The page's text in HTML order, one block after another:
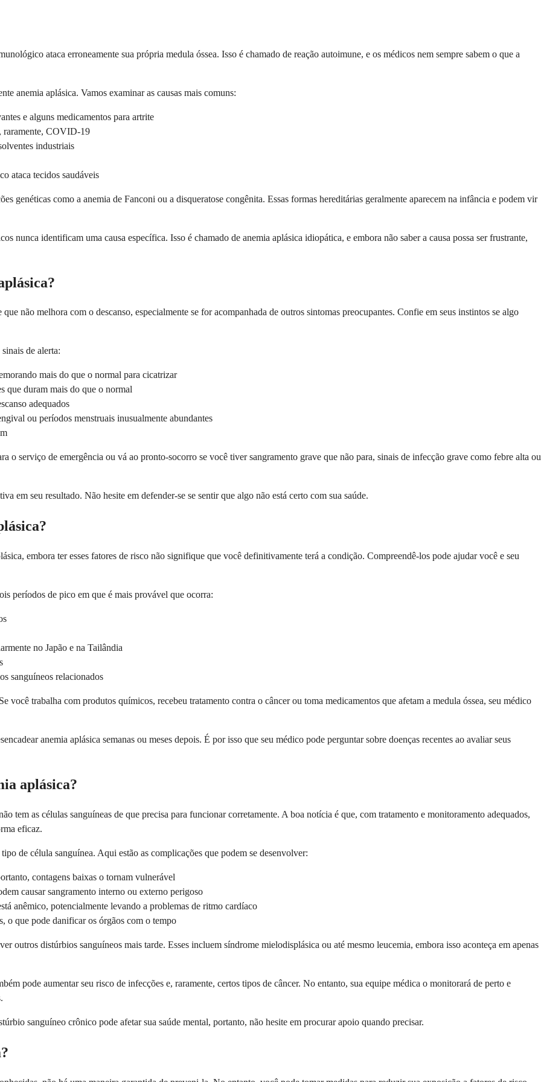
ataca erroneamente sua própria medula óssea. Isso é chamado de reação autoimune, e os médicos nem sempre sabem o que a
anemia aplásica. Vamos examinar as causas mais comuns:
e alguns medicamentos para artrite
raramente, COVID-19
industriais
ataca tecidos saudáveis
genéticas como a anemia de Fanconi ou a disqueratose congênita. Essas formas hereditárias geralmente aparecem na infância e podem vir
nunca identificam uma causa específica. Isso é chamado de anemia aplásica idiopática, e embora não saber a causa possa ser frustrante,
não melhora com o descanso, especialmente se for acompanhada de outros sintomas preocupantes. Confie em seus instintos se algo
de alerta:
mais do que o normal para cicatrizar
que duram mais do que o normal
adequados
ou períodos menstruais inusualmente abundantes
o serviço de emergência ou vá ao pronto-socorro se você tiver sangramento grave que não para, sinais de infecção grave como febre alta ou
em seu resultado. Não hesite em defender-se se sentir que algo não está certo com sua saúde.
embora ter esses fatores de risco não signifique que você definitivamente terá a condição. Compreendê-los pode ajudar você e seu
períodos de pico em que é mais provável que ocorra:
no Japão e na Tailândia
sanguíneos relacionados
você trabalha com produtos químicos, recebeu tratamento contra o câncer ou toma medicamentos que afetam a medula óssea, seu médico
anemia aplásica semanas ou meses depois. É por isso que seu médico pode perguntar sobre doenças recentes ao avaliar seus
aplásica?
tem as células sanguíneas de que precisa para funcionar corretamente. A boa notícia é que, com tratamento e monitoramento adequados,
eficaz.
de célula sanguínea. Aqui estão as complicações que podem se desenvolver:
contagens baixas o tornam vulnerável
causar sangramento interno ou externo perigoso
anêmico, potencialmente levando a problemas de ritmo cardíaco
o que pode danificar os órgãos com o tempo
outros distúrbios sanguíneos mais tarde. Esses incluem síndrome mielodisplásica ou até mesmo leucemia, embora isso aconteça em apenas
pode aumentar seu risco de infecções e, raramente, certos tipos de câncer. No entanto, sua equipe médica o monitorará de perto e
sanguíneo crônico pode afetar sua saúde mental, portanto, não hesite em procurar apoio quando precisar.